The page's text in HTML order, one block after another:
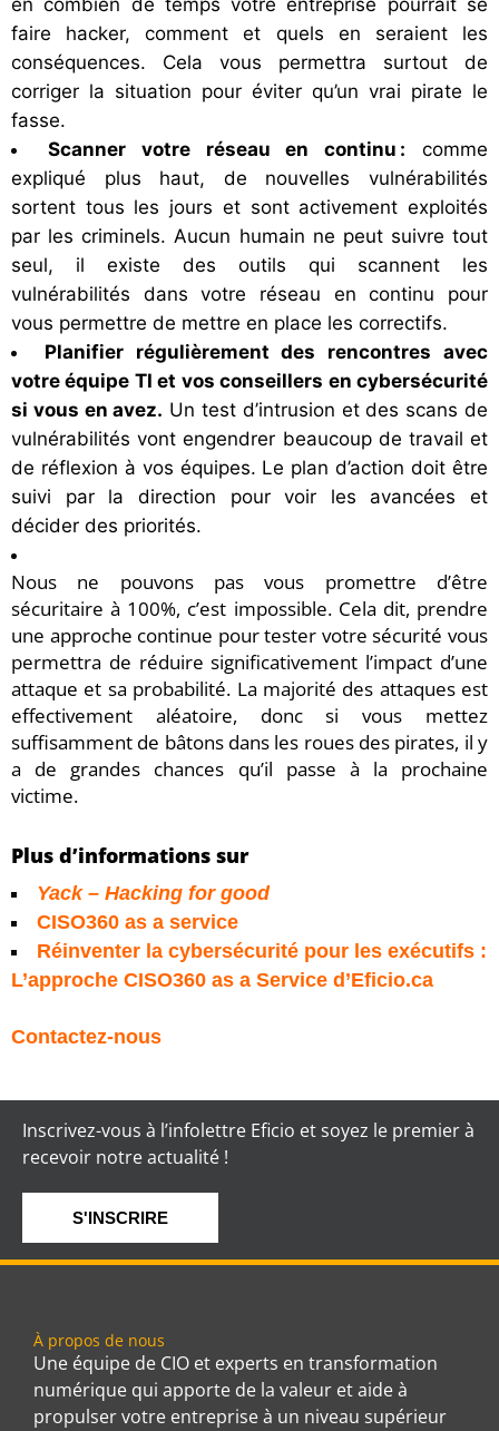
en combien de temps votre entreprise pourrait se
faire hacker, comment et quels en seraient les
conséquences. Cela vous permettra surtout de
corriger la situation pour éviter qu’un vrai pirate le
fasse.
Scanner votre réseau en continu : comme
expliqué plus haut, de nouvelles vulnérabilités
sortent tous les jours et sont activement exploités
par les criminels. Aucun humain ne peut suivre tout
seul, il existe des outils qui scannent les
vulnérabilités dans votre réseau en continu pour
vous permettre de mettre en place les correctifs.
Planifier régulièrement des rencontres avec
votre équipe TI et vos conseillers en cybersécurité
si vous en avez. Un test d’intrusion et des scans de
vulnérabilités vont engendrer beaucoup de travail et
de réflexion à vos équipes. Le plan d’action doit être
suivi par la direction pour voir les avancées et
décider des priorités.
Nous ne pouvons pas vous promettre d’être
sécuritaire à 100%, c’est impossible. Cela dit, prendre
une approche continue pour tester votre sécurité vous
permettra de réduire significativement l’impact d’une
attaque et sa probabilité. La majorité des attaques est
effectivement aléatoire, donc si vous mettez
suffisamment de bâtons dans les roues des pirates, il y
a de grandes chances qu’il passe à la prochaine
victime.
Plus d’informations sur
Yack – Hacking for good
CISO360 as a service
Réinventer la cybersécurité pour les exécutifs :
L’approche CISO360 as a Service d’Eficio.ca
Contactez-nous
Inscrivez-vous à l’infolettre Eficio et soyez le premier à
recevoir notre actualité !
S'INSCRIRE
À propos de nous
Une équipe de CIO et experts en transformation
numérique qui apporte de la valeur et aide à
propulser votre entreprise à un niveau supérieur